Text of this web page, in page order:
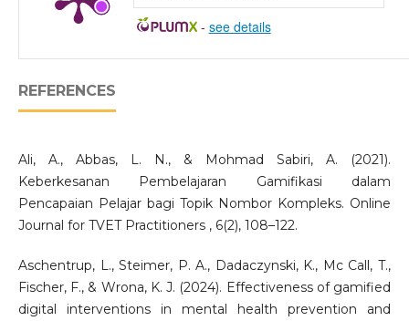
- see details
REFERENCES
Ali, A., Abbas, L. N., & Mohmad Sabiri, A. (2021).
Keberkesanan Pembelajaran Gamifikasi dalam
Pencapaian Pelajar bagi Topik Nombor Kompleks. Online
Journal for TVET Practitioners , 6(2), 108–122.
Aschentrup, L., Steimer, P. A., Dadaczynski, K., Mc Call, T.,
Fischer, F., & Wrona, K. J. (2024). Effectiveness of gamified
digital interventions in mental health prevention and